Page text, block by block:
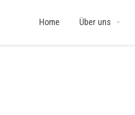
Home Über uns